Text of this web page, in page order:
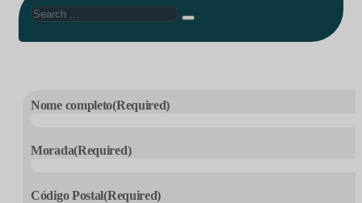
Search
Nome completo(Required)
Morada(Required)
Código Postal(Required)